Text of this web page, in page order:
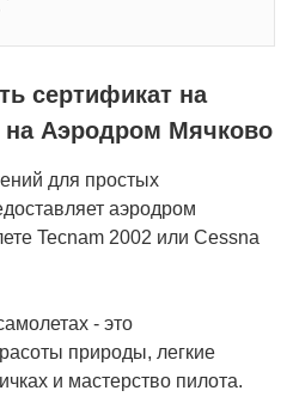
сертификат на
на Аэродром Мячково
для простых
аэродром
Tecnam 2002 или Cessna
- это
природы, легкие
и мастерство пилота.